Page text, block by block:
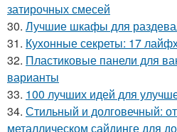
затирочных смесей
30. Лучшие шкафы для
31. Кухонные секреты: 17
32. Пластиковые панели для
варианты
33. 100 лучших идей для
34. Стильный и долговечный:
металлическом сайдинге для